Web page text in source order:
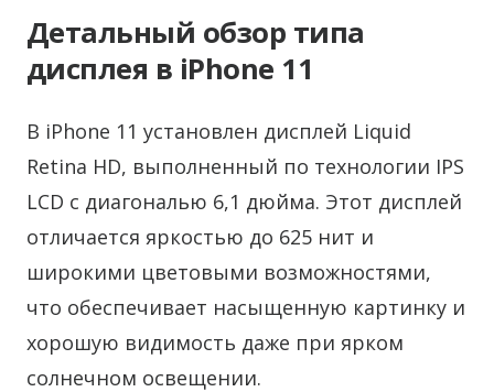
Детальный обзор типа
дисплея в iPhone 11
В iPhone 11 установлен дисплей Liquid
Retina HD, выполненный по технологии IPS
LCD с диагональю 6,1 дюйма. Этот дисплей
отличается яркостью до 625 нит и
широкими цветовыми возможностями,
что обеспечивает насыщенную картинку и
хорошую видимость даже при ярком
солнечном освещении.